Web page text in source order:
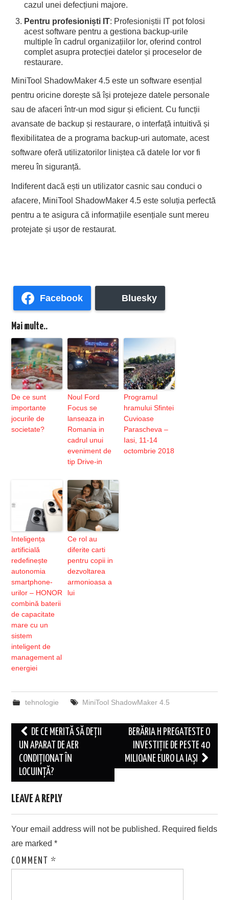
cazul unei defecțiuni majore.
Pentru profesioniști IT: Profesioniștii IT pot folosi
acest software pentru a gestiona backup-urile
multiple în cadrul organizațiilor lor, oferind control
complet asupra protecției datelor și proceselor de
restaurare.
MiniTool ShadowMaker 4.5 este un software esențial
pentru oricine dorește să își protejeze datele personale
sau de afaceri într-un mod sigur și eficient. Cu funcții
avansate de backup și restaurare, o interfață intuitivă și
flexibilitatea de a programa backup-uri automate, acest
software oferă utilizatorilor liniștea că datele lor vor fi
mereu în siguranță.
Indiferent dacă ești un utilizator casnic sau conduci o
afacere, MiniTool ShadowMaker 4.5 este soluția perfectă
pentru a te asigura că informațiile esențiale sunt mereu
protejate și ușor de restaurat.
Facebook Bluesky
Mai multe..
De ce sunt
importante
jocurile de
societate?
Noul Ford
Focus se
lanseaza in
Romania in
cadrul unui
eveniment de
tip Drive-in
Programul
hramului Sfintei
Cuvioase
Parascheva –
Iasi, 11-14
octombrie 2018
Inteligența
artificială
redefinește
autonomia
smartphone-
urilor – HONOR
combină baterii
de capacitate
mare cu un
sistem
inteligent de
management al
energiei
Ce rol au
diferite carti
pentru copii in
dezvoltarea
armonioasa a
lui
tehnologie MiniTool ShadowMaker 4.5
Post
navigation
DE CE MERITĂ SĂ DEȚII
UN APARAT DE AER
CONDIȚIONAT ÎN
LOCUINȚĂ?
BERĂRIA H PREGATESTE O
INVESTIȚIE DE PESTE 40
MILIOANE EURO LA IAȘI
LEAVE A REPLY
Your email address will not be published. Required fields
are marked*
COMMENT*